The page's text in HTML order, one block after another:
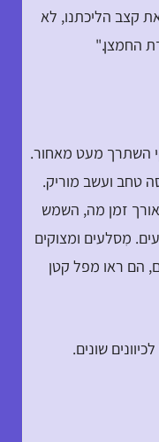
קצב הליכתנו, לא
החמצן."
השתרך מעט מאחור.
טחב ועשב מוריק.
זמן מה, השמש
מִסלעים ומצוקים
הם ראו מפל קטן
שונים.